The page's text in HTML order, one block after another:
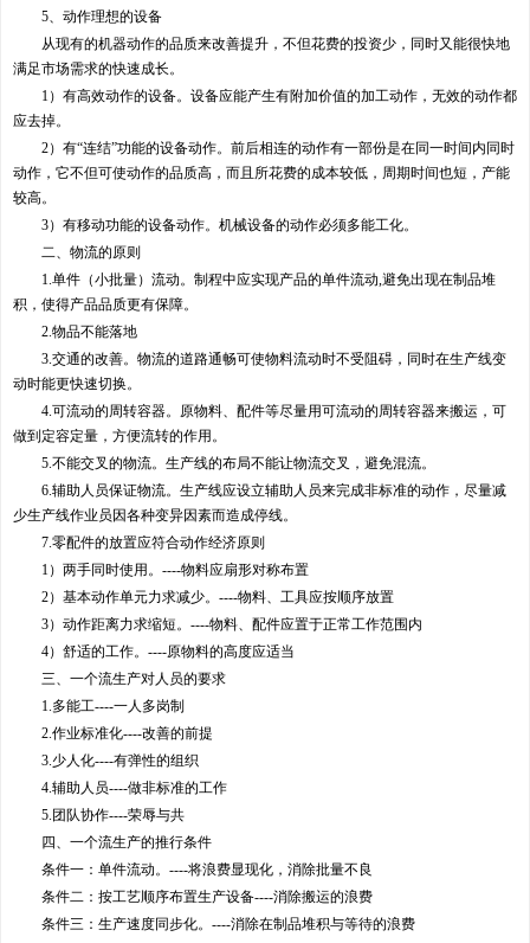
5、动作理想的设备
从现有的机器动作的品质来改善提升，不但花费的投资少，同时又能很快地
满足市场需求的快速成长。
1）有高效动作的设备。设备应能产生有附加价值的加工动作，无效的动作都
应去掉。
2）有“连结”功能的设备动作。前后相连的动作有一部份是在同一时间内同时
动作，它不但可使动作的品质高，而且所花费的成本较低，周期时间也短，产能
较高。
3）有移动功能的设备动作。机械设备的动作必须多能工化。
二、物流的原则
1.单件（小批量）流动。制程中应实现产品的单件流动,避免出现在制品堆
积，使得产品品质更有保障。
2.物品不能落地
3.交通的改善。物流的道路通畅可使物料流动时不受阻碍，同时在生产线变
动时能更快速切换。
4.可流动的周转容器。原物料、配件等尽量用可流动的周转容器来搬运，可
做到定容定量，方便流转的作用。
5.不能交叉的物流。生产线的布局不能让物流交叉，避免混流。
6.辅助人员保证物流。生产线应设立辅助人员来完成非标准的动作，尽量减
少生产线作业员因各种变异因素而造成停线。
7.零配件的放置应符合动作经济原则
1）两手同时使用。----物料应扇形对称布置
2）基本动作单元力求减少。----物料、工具应按顺序放置
3）动作距离力求缩短。----物料、配件应置于正常工作范围内
4）舒适的工作。----原物料的高度应适当
三、一个流生产对人员的要求
1.多能工----一人多岗制
2.作业标准化----改善的前提
3.少人化----有弹性的组织
4.辅助人员----做非标准的工作
5.团队协作----荣辱与共
四、一个流生产的推行条件
条件一：单件流动。----将浪费显现化，消除批量不良
条件二：按工艺顺序布置生产设备----消除搬运的浪费
条件三：生产速度同步化。----消除在制品堆积与等待的浪费